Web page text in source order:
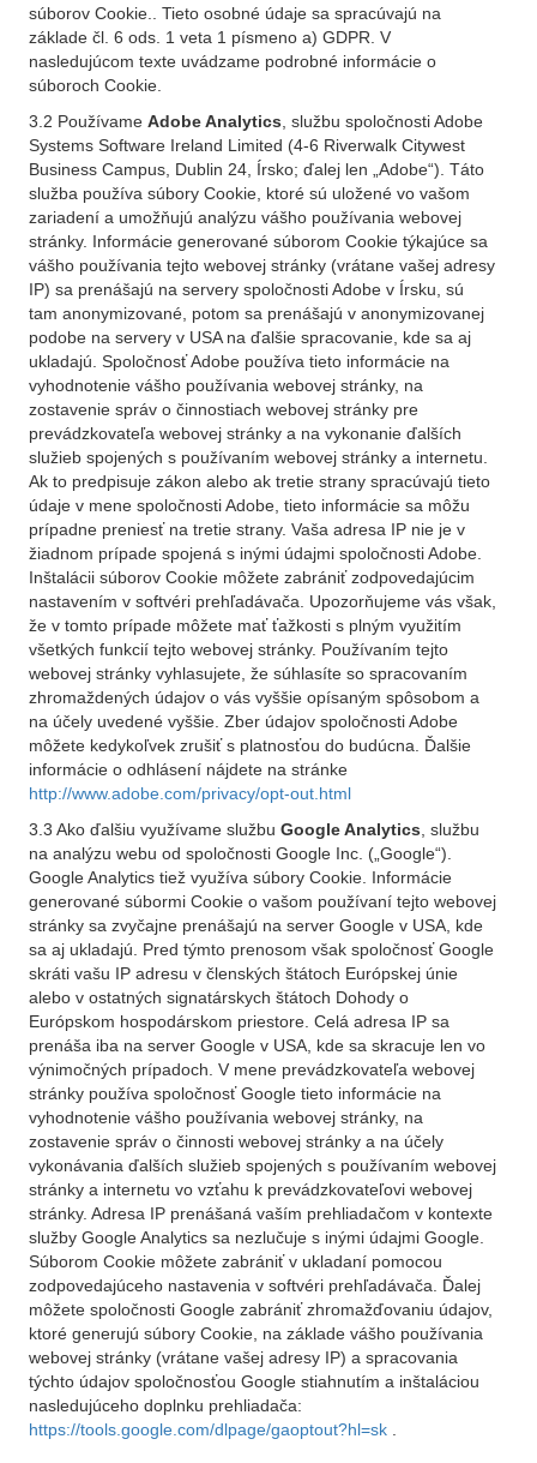
súborov Cookie.. Tieto osobné údaje sa spracúvajú na
základe čl. 6 ods. 1 veta 1 písmeno a) GDPR. V
nasledujúcom texte uvádzame podrobné informácie o
súboroch Cookie.
3.2 Používame Adobe Analytics , službu spoločnosti Adobe
Systems Software Ireland Limited (4-6 Riverwalk Citywest
Business Campus, Dublin 24, Írsko; ďalej len „Adobe“). Táto
služba používa súbory Cookie, ktoré sú uložené vo vašom
zariadení a umožňujú analýzu vášho používania webovej
stránky. Informácie generované súborom Cookie týkajúce sa
vášho používania tejto webovej stránky (vrátane vašej adresy
IP) sa prenášajú na servery spoločnosti Adobe v Írsku, sú
tam anonymizované, potom sa prenášajú v anonymizovanej
podobe na servery v USA na ďalšie spracovanie, kde sa aj
ukladajú. Spoločnosť Adobe používa tieto informácie na
vyhodnotenie vášho používania webovej stránky, na
zostavenie správ o činnostiach webovej stránky pre
prevádzkovateľa webovej stránky a na vykonanie ďalších
služieb spojených s používaním webovej stránky a internetu.
Ak to predpisuje zákon alebo ak tretie strany spracúvajú tieto
údaje v mene spoločnosti Adobe, tieto informácie sa môžu
prípadne preniesť na tretie strany. Vaša adresa IP nie je v
žiadnom prípade spojená s inými údajmi spoločnosti Adobe.
Inštalácii súborov Cookie môžete zabrániť zodpovedajúcim
nastavením v softvéri prehľadávača. Upozorňujeme vás však,
že v tomto prípade môžete mať ťažkosti s plným využitím
všetkých funkcií tejto webovej stránky. Používaním tejto
webovej stránky vyhlasujete, že súhlasíte so spracovaním
zhromaždených údajov o vás vyššie opísaným spôsobom a
na účely uvedené vyššie. Zber údajov spoločnosti Adobe
môžete kedykoľvek zrušiť s platnosťou do budúcna. Ďalšie
informácie o odhlásení nájdete na stránke
http://www.adobe.com/privacy/opt-out.html
3.3 Ako ďalšiu využívame službu Google Analytics , službu
na analýzu webu od spoločnosti Google Inc. („Google“).
Google Analytics tiež využíva súbory Cookie. Informácie
generované súbormi Cookie o vašom používaní tejto webovej
stránky sa zvyčajne prenášajú na server Google v USA, kde
sa aj ukladajú. Pred týmto prenosom však spoločnosť Google
skráti vašu IP adresu v členských štátoch Európskej únie
alebo v ostatných signatárskych štátoch Dohody o
Európskom hospodárskom priestore. Celá adresa IP sa
prenáša iba na server Google v USA, kde sa skracuje len vo
výnimočných prípadoch. V mene prevádzkovateľa webovej
stránky používa spoločnosť Google tieto informácie na
vyhodnotenie vášho používania webovej stránky, na
zostavenie správ o činnosti webovej stránky a na účely
vykonávania ďalších služieb spojených s používaním webovej
stránky a internetu vo vzťahu k prevádzkovateľovi webovej
stránky. Adresa IP prenášaná vaším prehliadačom v kontexte
služby Google Analytics sa nezlučuje s inými údajmi Google.
Súborom Cookie môžete zabrániť v ukladaní pomocou
zodpovedajúceho nastavenia v softvéri prehľadávača. Ďalej
môžete spoločnosti Google zabrániť zhromažďovaniu údajov,
ktoré generujú súbory Cookie, na základe vášho používania
webovej stránky (vrátane vašej adresy IP) a spracovania
týchto údajov spoločnosťou Google stiahnutím a inštaláciou
nasledujúceho doplnku prehliadača:
https://tools.google.com/dlpage/gaoptout?hl=sk